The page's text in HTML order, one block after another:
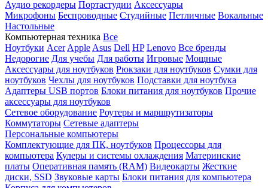
Аудио рекордеры Портастудии Аксессуары
Микрофоны Беспроводные Студийные Петличные Вокальные
Настольные
Компьютерная техника Все
Ноутбуки Acer Apple Asus Dell HP Lenovo Все бренды
Недорогие Для учебы Для работы Игровые Мощные
Аксессуары для ноутбуков Рюкзаки для ноутбуков Сумки для
ноутбуков Чехлы для ноутбуков Подставки для ноутбука
Адаптеры USB портов Блоки питания для ноутбуков Прочие
аксессуары для ноутбуков
Сетевое оборудование Роутеры и маршрутизаторы
Коммутаторы Сетевые адаптеры
Персональные компьютеры
Комплектующие для ПК, ноутбуков Процессоры для
компьютера Кулеры и системы охлаждения Материнские
платы Оперативная память (RAM) Видеокарты Жесткие
диски, SSD Звуковые карты Блоки питания для компьютера